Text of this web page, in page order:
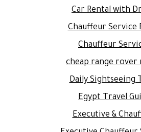
Car Rental with
Chauffeur Service
Chauffeur
cheap range rover
Daily Sightseeing
Egypt Travel
Executive &